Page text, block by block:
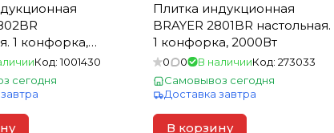
1 конфорка,
Код:1001430
сегодня
Плитка индукционная
BRAYER 2801BR настольная.
1 конфорка, 2000Вт
0 0 В наличииКод: 273033
Самовывоз сегодня
Доставка завтра
В корзину